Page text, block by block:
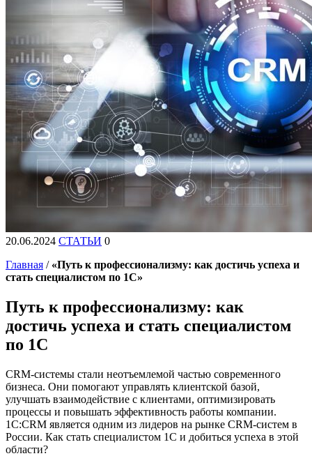
20.06.2024 СТАТЬИ 0
Главная / «Путь к профессионализму: как достичь успеха и
стать специалистом по 1С»
Путь к профессионализму: как
достичь успеха и стать специалистом
по 1С
CRM-системы стали неотъемлемой частью современного
бизнеса. Они помогают управлять клиентской базой,
улучшать взаимодействие с клиентами, оптимизировать
процессы и повышать эффективность работы компании.
1С:CRM является одним из лидеров на рынке CRM-систем в
России. Как стать специалистом 1С и добиться успеха в этой
области?